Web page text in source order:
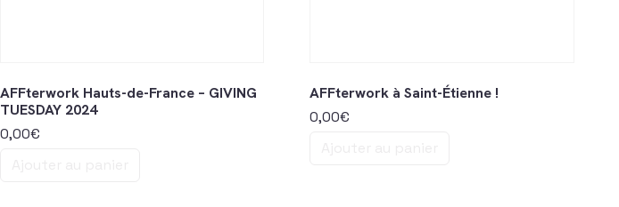
AFFterwork Hauts-de-France – GIVING
TUESDAY 2024
0,00€
AFFterwork à Saint-Étienne !
0,00€